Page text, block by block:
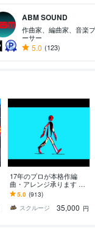
ABM SOUND
作曲家、編曲家、音楽
ーサー
5.0 (123)
17年のプロが本格作編
曲・アレンジ承ります ク
オリティ重視！ぜひサン
プルをご視聴ください
5.0 (913)
スクルージ
35,000 円